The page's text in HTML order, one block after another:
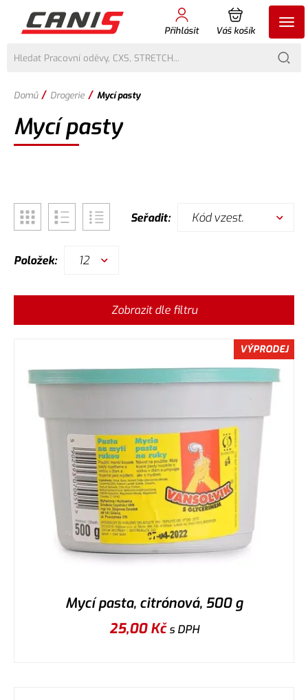
Přihlásit Váš košík
Domů / Drogerie / Mycí pasty
Mycí pasty
Seřadit: Kód vzest.
Položek: 12
Zobrazit dle filtru
VÝPRODEJ
Mycí pasta, citrónová, 500 g
25,00Kčs DPH